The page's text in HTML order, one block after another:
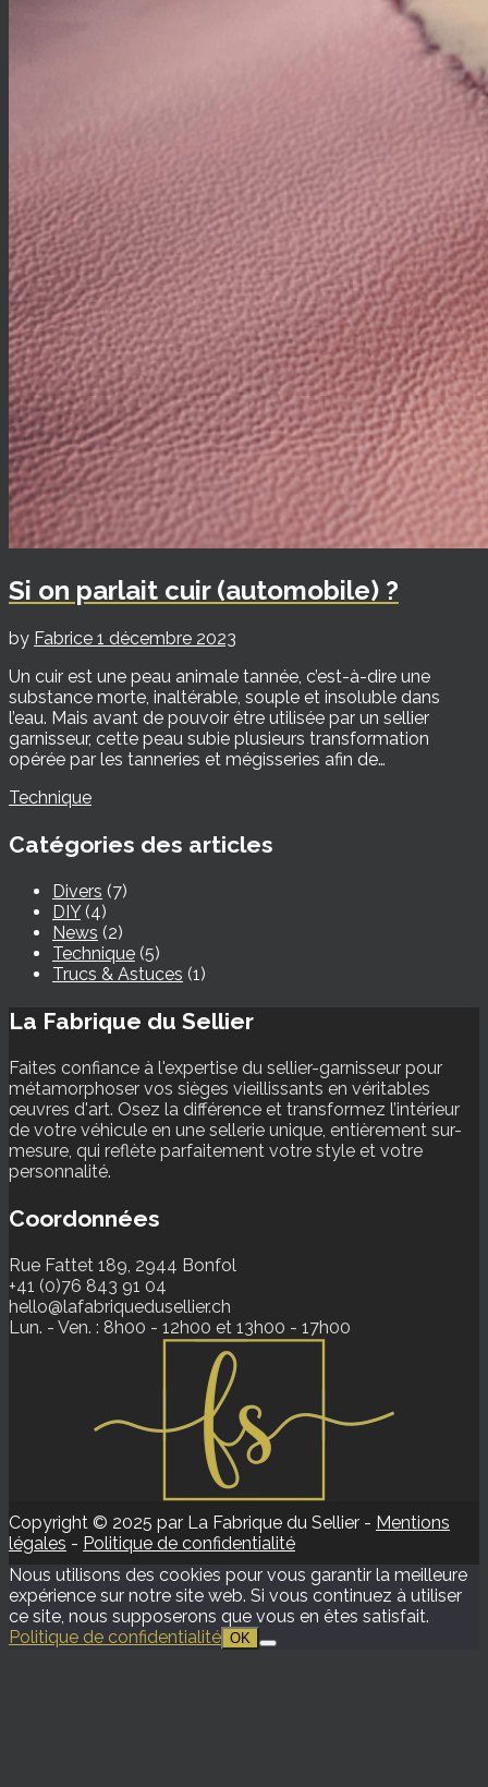
Si on parlait cuir (automobile) ?
by Fabrice 1 décembre 2023
Un cuir est une peau animale tannée, c’est-à-dire une
substance morte, inaltérable, souple et insoluble dans
l’eau. Mais avant de pouvoir être utilisée par un sellier
garnisseur, cette peau subie plusieurs transformation
opérée par les tanneries et mégisseries afin de…
Technique
Catégories des articles
Divers (7)
DIY (4)
News (2)
Technique (5)
Trucs & Astuces (1)
La Fabrique du Sellier
Faites confiance à l'expertise du sellier-garnisseur pour
métamorphoser vos sièges vieillissants en véritables
œuvres d'art. Osez la différence et transformez l’intérieur
de votre véhicule en une sellerie unique, entièrement sur-
mesure, qui reflète parfaitement votre style et votre
personnalité.
Coordonnées
Rue Fattet 189, 2944 Bonfol
+41 (0)76 843 91 04
hello@lafabriquedusellier.ch
Lun. - Ven. : 8h00 - 12h00 et 13h00 - 17h00
Copyright © 2025 par La Fabrique du Sellier - Mentions
légales - Politique de confidentialité
Nous utilisons des cookies pour vous garantir la meilleure
expérience sur notre site web. Si vous continuez à utiliser
ce site, nous supposerons que vous en êtes satisfait.
Politique de confidentialité OK